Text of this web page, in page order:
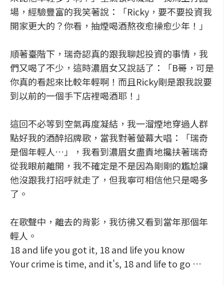
場，經驗豐富的我笑著說：「Ricky，要不要投資我
開家更大的？你看，抽煙喝酒熬夜愈操愈少年！」
順著臺階下，瑞奇認真的跟我聊起投資的事情，我
們又喝了不少，這時濃眉女又說話了：「B哥，可是
你真的看起來比較年輕啊！而且Ricky剛是跟我說要
到以前的一個手下店裡喝酒耶！」
這回不必等到空氣再度凝結，我一溜煙地穿過人群
點好我的酒醉招牌歌，當我對著螢幕大唱：「瑞奇
是個年輕人…」，我看到濃眉女盡責地攙扶著瑞奇
從我眼前離開，我不確定是不是因為剛剛的尷尬讓
他沒跟我打招呼就走了，但我寧可相信他只是喝多
了。
在歌聲中，離去的背影，我彷彿又看到當年那個年
輕人。
18 and life you got it, 18 and life you know
Your crime is time, and it's, 18 and life to go …